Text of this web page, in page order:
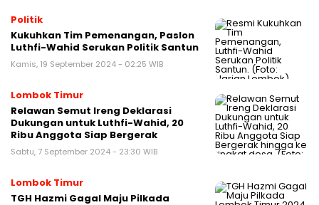
Politik
Kukuhkan Tim Pemenangan, Paslon
Luthfi-Wahid Serukan Politik Santun
Kamis, 19 September 2024 - 02:25 WIB
Lombok Timur
Relawan Semut Ireng Deklarasi
Dukungan untuk Luthfi-Wahid, 20
Ribu Anggota Siap Bergerak
Sabtu, 7 September 2024 - 23:30 WIB
Lombok Timur
TGH Hazmi Gagal Maju Pilkada